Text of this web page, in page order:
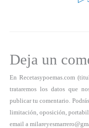
Deja un
En Recetasypoemas.com
trataremos los datos que
publicar tu comentario.
limitación, oposición,
email a